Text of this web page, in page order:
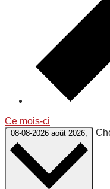
Ce mois-ci
08-08-2026 août 2026,